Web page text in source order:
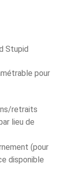
Stupid
pour
retraits
lieu de
(pour
disponible